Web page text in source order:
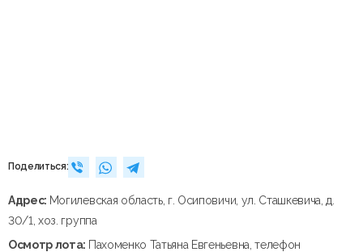
Поделиться:
Адрес: Могилевская область, г. Осиповичи, ул. Сташкевича, д.
30/1, хоз. группа
Осмотр лота: Пахоменко Татьяна Евгеньевна, телефон